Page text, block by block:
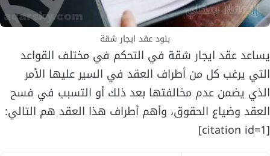
بنود عقد ايجار شقة
يساعد عقد ايجار شقة في التحكم في مختلف القواعد
التي يرغب كل من أطراف العقد في السير عليها الأمر
الذي يضمن عدم مخالفتها بعد ذلك أو التسبب في فسح
العقد وضياع الحقوق، وأهم أطراف هذا العقد هم التالي:
[citation id=1]